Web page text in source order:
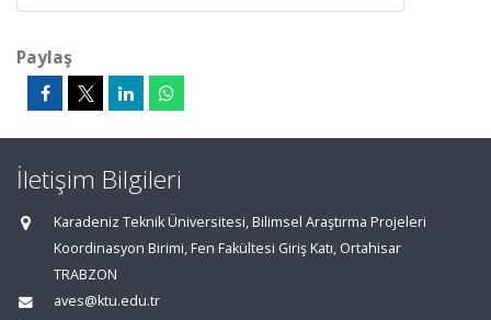
Paylaş
İletişim Bilgileri
Karadeniz Teknik Üniversitesi, Bilimsel Araştırma Projeleri
Koordinasyon Birimi, Fen Fakültesi Giriş Katı, Ortahisar
TRABZON
aves@ktu.edu.tr